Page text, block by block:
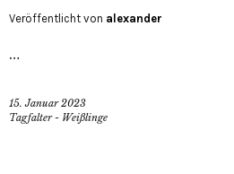
Veröffentlicht von alexander
…
15. Januar 2023
Tagfalter - Weißlinge